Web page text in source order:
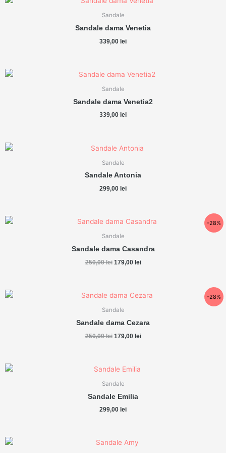
Sandale
Sandale dama Venetia
339,00 lei
Sandale
Sandale dama Venetia2
339,00 lei
Sandale
Sandale Antonia
299,00 lei
-28%
Sandale
Sandale dama Casandra
250,00lei
Prețul
a
250,00 lei.
179,00 lei
Prețul
-28%
Sandale
Sandale dama Cezara
250,00lei
Prețul
a
250,00 lei.
179,00 lei
Prețul
Sandale
Sandale Emilia
299,00 lei